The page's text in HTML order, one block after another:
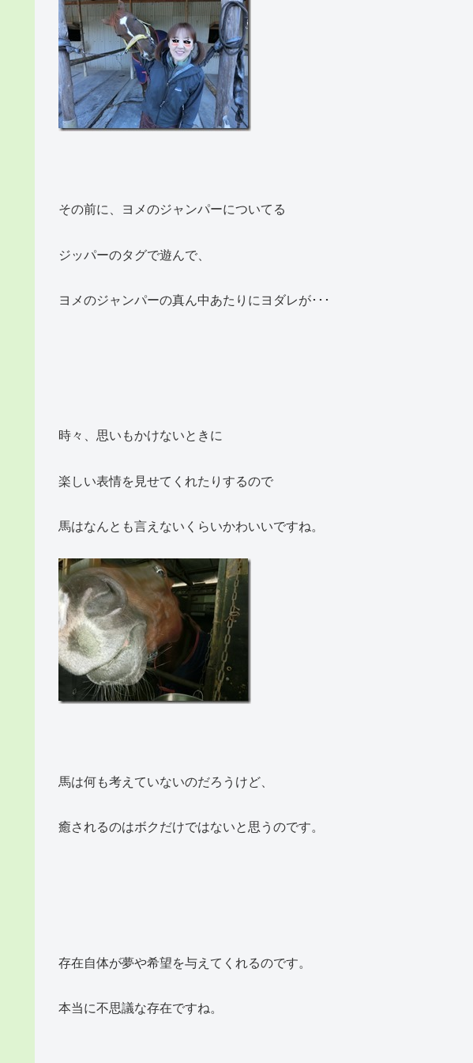
その前に、ヨメのジャンパーについてる
ジッパーのタグで遊んで、
ヨメのジャンパーの真ん中あたりにヨダレが･･･
時々、思いもかけないときに
楽しい表情を見せてくれたりするので
馬はなんとも言えないくらいかわいいですね。
馬は何も考えていないのだろうけど、
癒されるのはボクだけではないと思うのです。
存在自体が夢や希望を与えてくれるのです。
本当に不思議な存在ですね。